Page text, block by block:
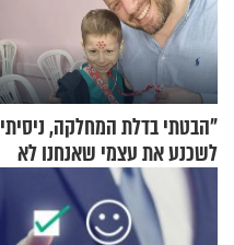
"הבטתי בדלת המחלקה, ניסיתי
לשכנע את עצמי שאנחנו לא
שייכים לשם"